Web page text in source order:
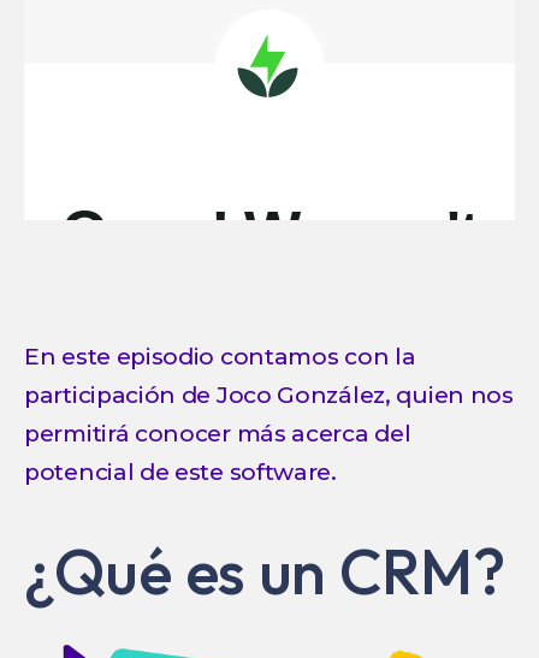
En este episodio contamos con la
participación de Joco González, quien nos
permitirá conocer más acerca del
potencial de este software.
¿Qué es un CRM?